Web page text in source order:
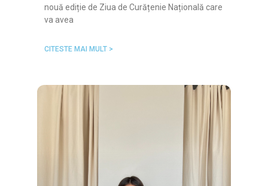
nouă ediție de Ziua de Curățenie Națională care
va avea
CITESTE MAI MULT >